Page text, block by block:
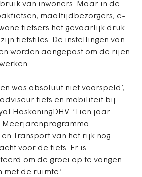
van inwoners. Maar in de
maaltijdbezorgers, e-
fietsers het gevaarlijk druk
fietsfiles. De instellingen van
worden aangepast om de rijen
was absoluut niet voorspeld’,
adviseur fiets en mobiliteit bij
HaskoningDHV. ‘Tien jaar
Meerjarenprogramma
Transport van het rijk nog
voor de fiets. Er is
om de groei op te vangen.
met de ruimte.’